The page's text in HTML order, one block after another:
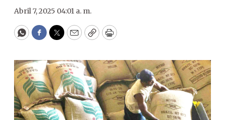
Abril 7, 2025 04:01 a. m.
WhatsApp
Facebook
Twitter
EmailCopyPrint